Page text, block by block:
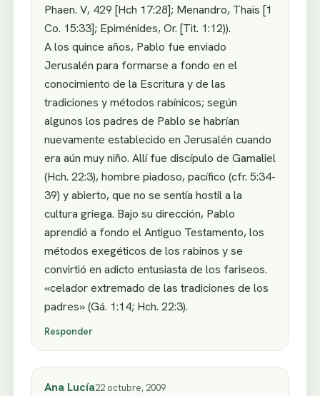
Phaen. V, 429 [Hch 17:28]; Menandro, Thais [1
Co. 15:33]; Epiménides, Or. [Tit. 1:12)).
A los quince años, Pablo fue enviado
Jerusalén para formarse a fondo en el
conocimiento de la Escritura y de las
tradiciones y métodos rabínicos; según
algunos los padres de Pablo se habrían
nuevamente establecido en Jerusalén cuando
era aún muy niño. Allí fue discípulo de Gamaliel
(Hch. 22:3), hombre piadoso, pacífico (cfr. 5:34-
39) y abierto, que no se sentía hostil a la
cultura griega. Bajo su dirección, Pablo
aprendió a fondo el Antiguo Testamento, los
métodos exegéticos de los rabinos y se
convirtió en adicto entusiasta de los fariseos.
«celador extremado de las tradiciones de los
padres» (Gá. 1:14; Hch. 22:3).
Responder
Ana Lucía22 octubre, 2009